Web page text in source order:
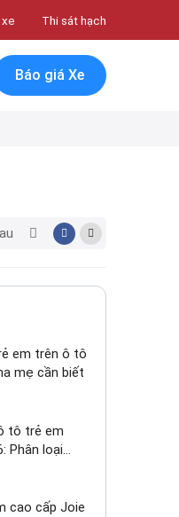
Thi sát hạch
Báo giá Xe
em trên ô tô
mẹ cần biết
tô trẻ em
Phân loại
cao cấp Joie